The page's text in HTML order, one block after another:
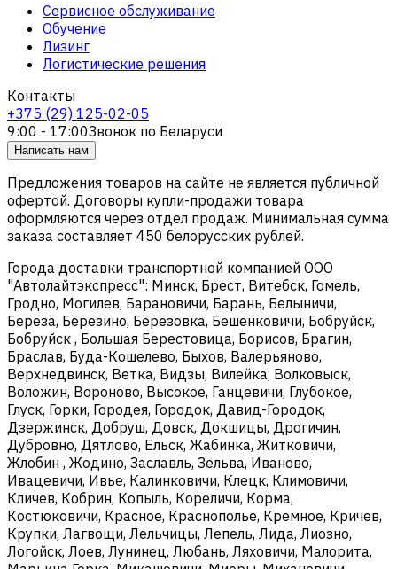
Сервисное обслуживание
Обучение
Лизинг
Логистические решения
Контакты
+375 (29) 125-02-05
9:00 - 17:00Звонок по Беларуси
Написать нам
Предложения товаров на сайте не является публичной
офертой. Договоры купли-продажи товара
оформляются через отдел продаж. Минимальная сумма
заказа составляет 450 белорусских рублей.
Города доставки транспортной компанией ООО
"Автолайтэкспресс": Минск, Брест, Витебск, Гомель,
Гродно, Могилев, Барановичи, Барань, Белыничи,
Береза, Березино, Березовка, Бешенковичи, Бобруйск,
Бобруйск , Большая Берестовица, Борисов, Брагин,
Браслав, Буда-Кошелево, Быхов, Валерьяново,
Верхнедвинск, Ветка, Видзы, Вилейка, Волковыск,
Воложин, Вороново, Высокое, Ганцевичи, Глубокое,
Глуск, Горки, Городея, Городок, Давид-Городок,
Дзержинск, Добруш, Довск, Докшицы, Дрогичин,
Дубровно, Дятлово, Ельск, Жабинка, Житковичи,
Жлобин , Жодино, Заславль, Зельва, Иваново,
Ивацевичи, Ивье, Калинковичи, Клецк, Климовичи,
Кличев, Кобрин, Копыль, Кореличи, Корма,
Костюковичи, Красное, Краснополье, Кремное, Кричев,
Крупки, Лагвощи, Лельчицы, Лепель, Лида, Лиозно,
Логойск, Лоев, Лунинец, Любань, Ляховичи, Малорита,